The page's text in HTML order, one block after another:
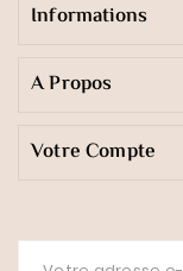
Informations
A Propos
Votre Compte